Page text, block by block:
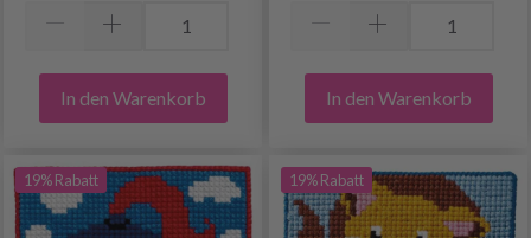
In den Warenkorb In den Warenkorb
19% Rabatt 19% Rabatt